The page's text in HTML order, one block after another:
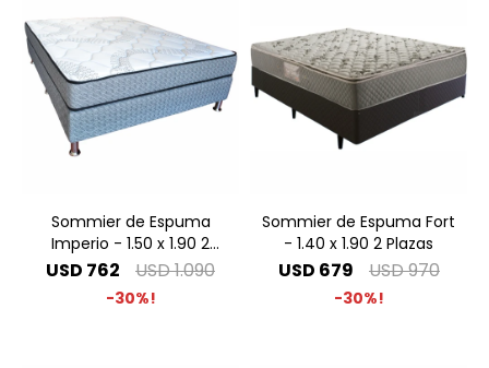
Sommier de Espuma
Imperio - 1.50 x 1.90 2
Plazas Especial
USD 762 USD1.090
30
Sommier de Espuma Fort
- 1.40 x 1.90 2 Plazas
USD 679 USD970
30